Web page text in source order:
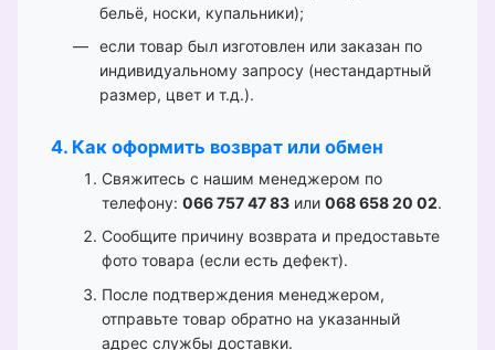
бельё, носки, купальники);
если товар был изготовлен или заказан по
индивидуальному запросу (нестандартный
размер, цвет и т.д.).
4. Как оформить возврат или обмен
Свяжитесь с нашим менеджером по
телефону: 066 757 47 83 или 068 658 20 02.
Сообщите причину возврата и предоставьте
фото товара (если есть дефект).
После подтверждения менеджером,
отправьте товар обратно на указанный
адрес службы доставки.